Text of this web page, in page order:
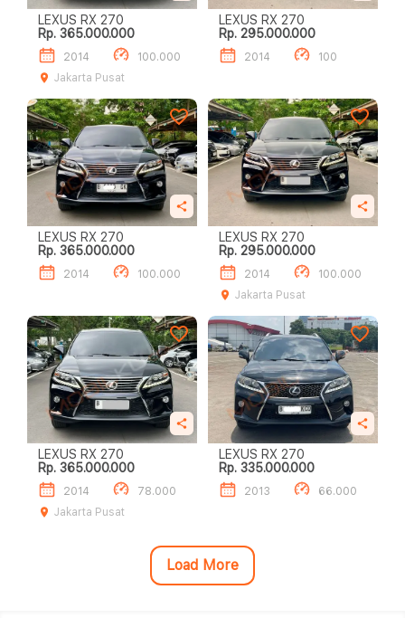
LEXUS RX 270
Rp. 365.000.000
2014
100.000
Jakarta Pusat
LEXUS RX 270
Rp. 295.000.000
2014 100
LEXUS RX 270
Rp. 365.000.000
2014 100.000
LEXUS RX 270
Rp. 295.000.000
2014
100.000
Jakarta Pusat
LEXUS RX 270
Rp. 365.000.000
2014
78.000
Jakarta Pusat
LEXUS RX 270
Rp. 335.000.000
2013 66.000
Load More